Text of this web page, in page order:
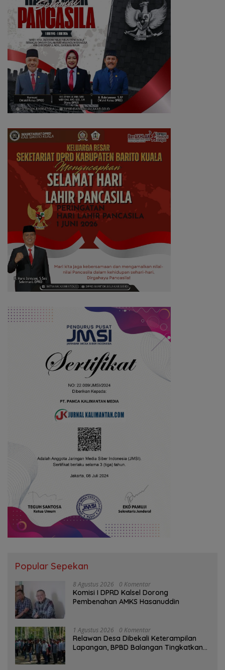
Popular Sepekan
8 Agustus 2026 0 Komentar
Komisi I DPRD Kalsel Dorong
Pembenahan AMKS Hasanuddin
1 Agustus 2026 0 Komentar
Relawan Desa Dibekali Keterampilan
Lapangan, BPBD Balangan Tingkatkan